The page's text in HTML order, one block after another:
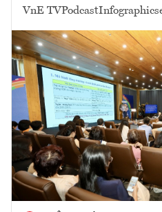
VnE TVPodcastInfographics